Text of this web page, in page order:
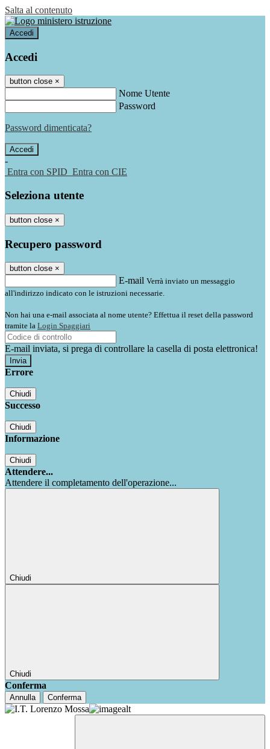
Salta al contenuto
Accedi
Accedi
button close ×
Nome Utente
Password
Password dimenticata?
-
Entra con SPID Entra con CIE
Seleziona utente
button close ×
Recupero password
button close ×
E-mail Verrà inviato un messaggio
all'indirizzo indicato con le istruzioni necessarie.
Non hai una e-mail associata al nome utente? Effettua il reset della password
tramite la Login Spaggiari
E-mail inviata, si prega di controllare la casella di posta elettronica!
Errore
Chiudi
Successo
Chiudi
Informazione
Chiudi
Attendere...
Attendere il completamento dell'operazione...
Chiudi
Chiudi
Conferma
Annulla Conferma